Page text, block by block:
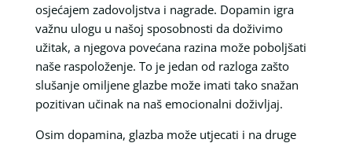
osjećajem zadovoljstva i nagrade. Dopamin igra
važnu ulogu u našoj sposobnosti da doživimo
užitak, a njegova povećana razina može poboljšati
naše raspoloženje. To je jedan od razloga zašto
slušanje omiljene glazbe može imati tako snažan
pozitivan učinak na naš emocionalni doživljaj.
Osim dopamina, glazba može utjecati i na druge